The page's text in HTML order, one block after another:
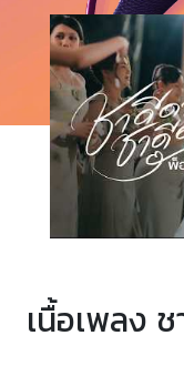
เนื้อเพลง